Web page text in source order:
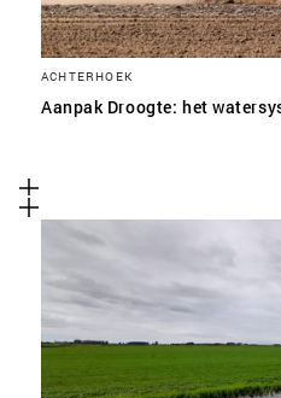
ACHTERHOEK
Aanpak Droogte: het